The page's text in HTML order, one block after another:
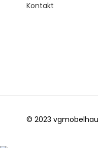
Kontakt
© 2023